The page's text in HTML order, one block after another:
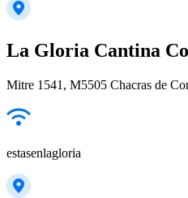
La Gloria Cantina
Mitre 1541, M5505 Chacras de
estasenlagloria